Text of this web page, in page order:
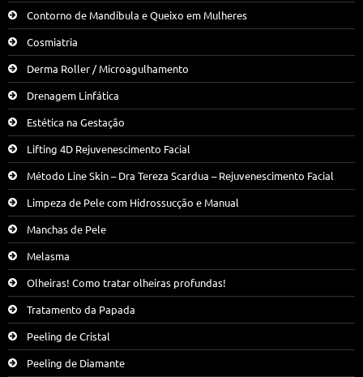
Contorno de Mandíbula e Queixo em Mulheres
Cosmiatria
Derma Roller / Microagulhamento
Drenagem Linfática
Estética na Gestação
Lifting 4D Rejuvenescimento Facial
Método Line Skin – Dra Tereza Scardua – Rejuvenescimento Facial
Limpeza de Pele com Hidrossucção e Manual
Manchas de Pele
Melasma
Olheiras! Como tratar olheiras profundas!
Tratamento da Papada
Peeling de Cristal
Peeling de Diamante